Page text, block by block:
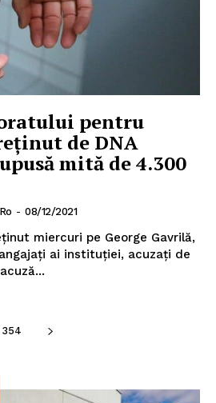
pentru
de DNA
mită de 4.300
- 08/12/2021
miercuri pe George Gavrilă,
ai instituției, acuzați de
354